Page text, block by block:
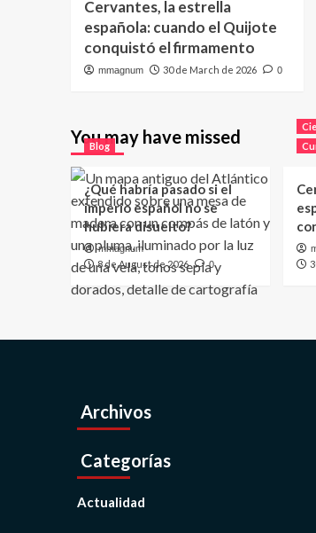
Cervantes, la estrella
española: cuando el Quijote
conquistó el firmamento
mmagnum 30 de March de 2026 0
You may have missed
Blog
¿Qué habría pasado si el
imperio español no se
hubiera disuelto?
mmagnum
8 de August de 2026 0
Archivos
Categorías
Actualidad